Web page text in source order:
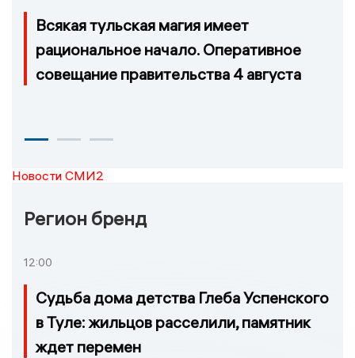
Всякая тульская магия имеет
рациональное начало. Оперативное
совещание правительства 4 августа
Новости СМИ2
Регион бренд
12:00
Судьба дома детства Глеба Успенского
в Туле: жильцов расселили, памятник
ждет перемен